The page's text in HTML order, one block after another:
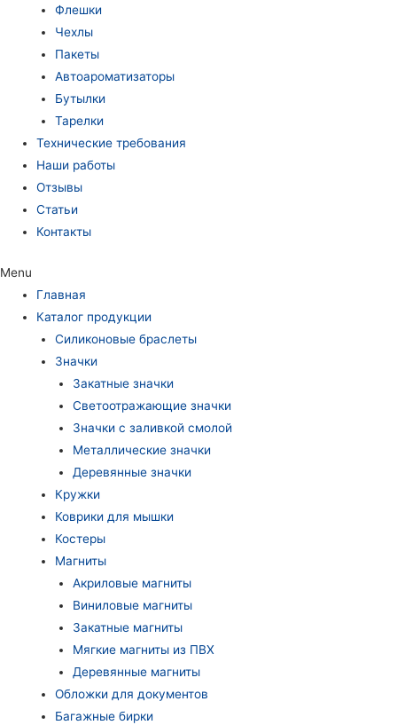
Флешки
Чехлы
Пакеты
Автоароматизаторы
Бутылки
Тарелки
Технические требования
Наши работы
Отзывы
Статьи
Контакты
Menu
Главная
Каталог продукции
Силиконовые браслеты
Значки
Закатные значки
Светоотражающие значки
Значки с заливкой смолой
Металлические значки
Деревянные значки
Кружки
Коврики для мышки
Костеры
Магниты
Акриловые магниты
Виниловые магниты
Закатные магниты
Мягкие магниты из ПВХ
Деревянные магниты
Обложки для документов
Багажные бирки